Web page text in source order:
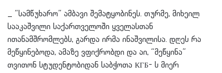
_ “სამწუხარო” ამბავი შემატყობინეს. თურმე, მიხეილ
სააკაშვილი საქართველოში ყველასთან
ითანამშრომლებს, გარდა ირმა ინაშვილისა. დღეს რა
მეწყინებოდა, ამაზე ვფიქრობდი და აი, “მეწყინა”
თვითონ სტუდენტობიდან საბჭოთა КГБ- ს მიერ